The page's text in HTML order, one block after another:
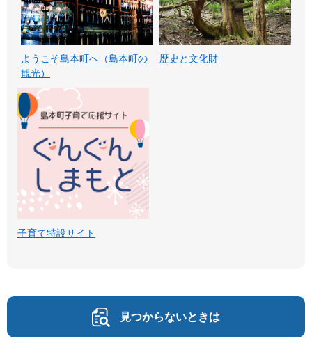
ようこそ島本町へ（島本町の
観光）
歴史と文化財
子育て特設サイト
見つからないときは